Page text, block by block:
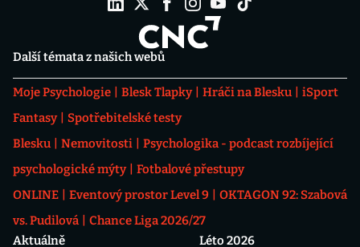
Další témata z našich webů
Moje Psychologie Blesk Tlapky Hráči na Blesku
iSport
Fantasy
Spotřebitelské testy
Blesku
Nemovitosti
Psychologika - podcast rozbíjející
psychologické mýty
Fotbalové přestupy
ONLINE
Eventový prostor Level 9
OKTAGON 92: Szabová
vs. Pudilová
Chance Liga 2026/27
Aktuálně
Léto 2026